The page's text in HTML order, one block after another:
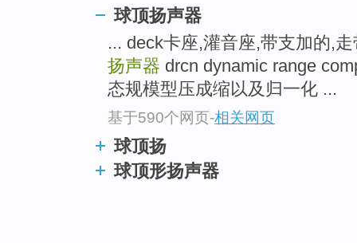
球顶扬声器
... deck卡座,灌音座,带支加的,
扬声器 drcn dynamic range
态规模型压成缩以及归一化 ...
基于590个网页-相关网页
球顶扬
球顶形扬声器